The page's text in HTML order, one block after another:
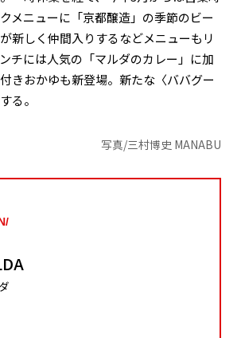
メニューに「京都醸造」の季節のビー
新しく仲間入りするなどメニューもリ
チには人気の「マルダのカレー」に加
きおかゆも新登場。新たな〈ババグー
る。
写真/三村博史 MANABU